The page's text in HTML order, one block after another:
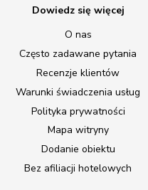
Dowiedz się więcej
O nas
Często zadawane pytania
Recenzje klientów
Warunki świadczenia usług
Polityka prywatności
Mapa witryny
Dodanie obiektu
Bez afiliacji hotelowych